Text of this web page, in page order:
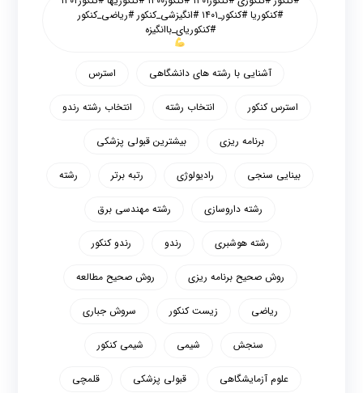
#کنکوریا #کنکور_۱۴۰۱ #انگیزشی_کنکور #ریاضی_کنکور
#کنکوریای_باانگیزه
آشنایی با رشته های دانشگاهی استرس
استرس کنکور انتخاب رشته انتخاب رشته رندو
برنامه ریزی بیشترین قبولی پزشکی
بینایی سنجی رادیولوژی رتبه برتر رشته
رشته داروسازی رشته مهندسی برق
رشته هوشبری رندو رندو کنکور
روش صحیح برنامه ریزی روش صحیح مطالعه
ریاضی زیست کنکور سروش جباری
سنجش شیمی شیمی کنکور
علوم آزمایشگاهی قبولی پزشکی قلمچی